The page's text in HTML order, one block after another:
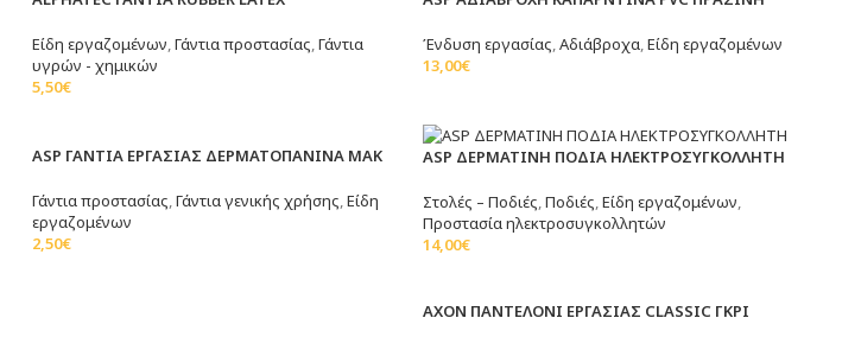
Είδη εργαζομένων,Γάντια προστασίας,Γάντια
υγρών - χημικών
5,50€
Ένδυση εργασίας,Αδιάβροχα,Είδη εργαζομένων
13,00€
SOLD
ASP ΓΑΝΤΙΑ ΕΡΓΑΣΙΑΣ ΔΕΡΜΑΤΟΠΑΝΙΝΑ ΜΑΚ
Γάντια προστασίας,Γάντια γενικής χρήσης,Είδη
εργαζομένων
2,50€
ASP ΔΕΡΜΑΤΙΝΗ ΠΟΔΙΑ ΗΛΕΚΤΡΟΣΥΓΚΟΛΛΗΤΗ
Στολές – Ποδιές,Ποδιές,Είδη εργαζομένων,
Προστασία ηλεκτροσυγκολλητών
14,00€
SOLD
AXON ΠΑΝΤΕΛΟΝΙ ΕΡΓΑΣΙΑΣ CLASSIC ΓΚΡΙ